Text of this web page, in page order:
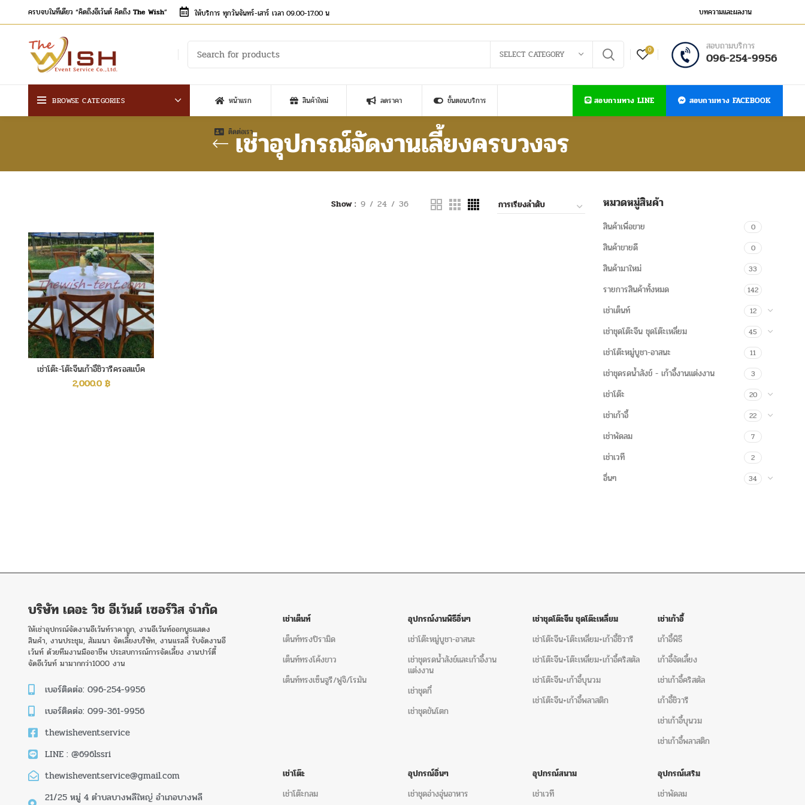
ครบจบในที่เดียว “คิดถึงอีเว้นต์ คิดถึง The Wish” ให้บริการ ทุกวันจันทร์-เสาร์ เวลา 09.00-17.00 น บทความและผลงาน
SELECT CATEGORY 0 สอบถามบริการ
096-254-9956
BROWSE CATEGORIES หน้าแรก สินค้าใหม่ ลดราคา ขั้นตอนบริการ
ติดต่อเรา
สอบถามทาง LINE สอบถามทาง FACEBOOK
เช่าอุปกรณ์จัดงานเลี้ยงครบวงจร
หมวดหมู่สินค้า
สินค้าเพื่อขาย 0
สินค้าขายดี 0
สินค้ามาใหม่ 33
รายการสินค้าทั้งหมด 142
เช่าเต็นท์ 12
เช่าชุดโต๊ะจีน ชุดโต๊ะเหลี่ยม 45
เช่าโต๊ะหมู่บูชา-อาสนะ 11
เช่าชุดรดน้ำสังข์ - เก้าอี้งานแต่งงาน 3
เช่าโต๊ะ 20
เช่าเก้าอี้ 22
เช่าพัดลม 7
เช่าเวที 2
อื่นๆ 34
Show 9 24 36
เช่าโต๊ะ-โต๊ะจีนเก้าอี้ชิวารีครอสแบ็ค
2,000.0 ฿
บริษัท เดอะ วิช อีเว้นต์ เซอร์วิส จำกัด
ให้เช่าอุปกรณ์จัดงานอีเว้นท์ราคาถูก, งานอีเว้นท์ออกบูธแสดง
สินค้า, งานประชุม, สัมมนา จัดเลี้ยงบริษัท, งานแรลลี่ รับจัดงานอี
เว้นท์ ด้วยทีมงานมืออาชีพ ประสบการณ์การจัดเลี้ยง งานปาร์ตี้
จัดอีเว้นท์ มามากกว่า1000 งาน
เบอร์ติดต่อ: 096-254-9956
เบอร์ติดต่อ: 099-361-9956
thewisheventservice
LINE : @696lssri
thewisheventservice@gmail.com
21/25 หมู่ 4 ตำบลบางพลีใหญ่ อำเภอบางพลี
เช่าเต็นท์
เต็นท์ทรงปิรามิด
เต็นท์ทรงโค้งขาว
เต็นท์ทรงเซ็นจูรี/ฟูจิ/โรมัน
อุปกรณ์งานพิธีอิ่นๆ
เช่าโต๊ะหมู่บูชา-อาสนะ
เช่าชุดรดน้ำสังข์และเก้าอี้งาน
แต่งงาน
เช่าชุดกี๋
เช่าชุดขันโตก
เช่าชุดโต๊ะจีน ชุดโต๊ะเหลี่ยม
เช่าโต๊ะจีน+โต๊ะเหลี่ยม+เก้าอี้ชิวารี
เช่าโต๊ะจีน+โต๊ะเหลี่ยม+เก้าอี้คริสตัล
เช่าโต๊ะจีน+เก้าอี้บุนวม
เช่าโต๊ะจีน+เก้าอี้พลาสติก
เช่าเก้าอี้
เก้าอี้พิธี
เก้าอี้จัดเลี้ยง
เช่าเก้าอี้คริสตัล
เก้าอี้ชิวารี
เช่าเก้าอี้บุนวม
เช่าเก้าอี้พลาสติก
เช่าโต๊ะ
เช่าโต๊ะกลม
อุปกรณ์อิ่นๆ
เช่าชุดอ่างอุ่นอาหาร
อุปกรณ์สนาม
เช่าเวที
อุปกรณ์เสริม
เช่าพัดลม